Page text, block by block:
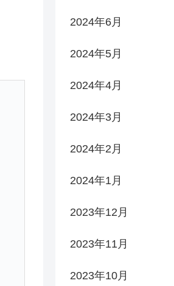
2024年6月
2024年5月
2024年4月
2024年3月
2024年2月
2024年1月
2023年12月
2023年11月
2023年10月